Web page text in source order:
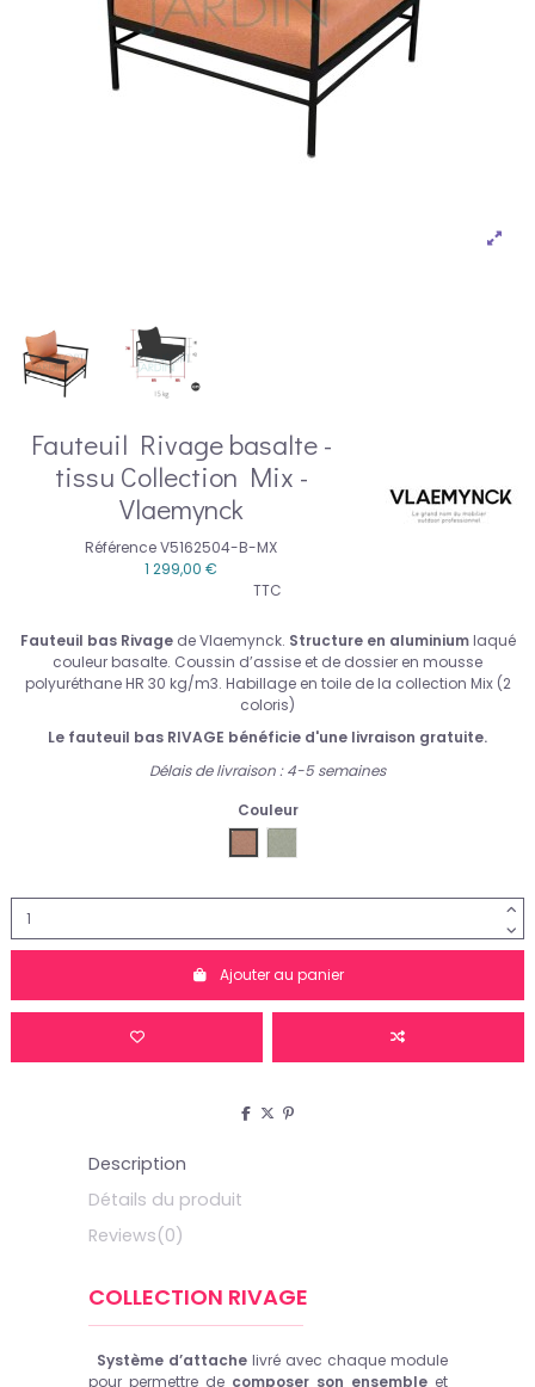
Fauteuil Rivage basalte -
tissu Collection Mix -
Vlaemynck
RéférenceV5162504-B-MX
1 299,00 €
TTC
Fauteuil bas Rivagede Vlaemynck. Structure en aluminiumlaqué
couleur basalte. Coussin d’assise et de dossier en mousse
polyuréthane HR 30 kg/m3. Habillage en toile de la collection Mix (2
coloris)
Le fauteuil bas RIVAGE bénéficie d'une livraison gratuite.
Délais de livraison : 4-5 semaines
Couleur
Ajouter au panier
Description
Détails du produit
Reviews(0)
COLLECTION RIVAGE
Système d’attache livré avec chaque module
pour permettre decomposer son ensemble et